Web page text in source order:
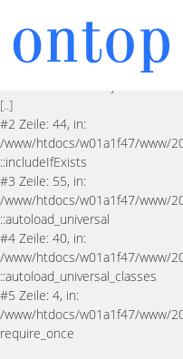
in Zeile 40 in der Datei
/www/htdocs/w01a1f47/www/
Fehlerquelle: In Zeile90
der
[..]
#2 Zeile: 44, in:
/www/htdocs/w01a1f47/www/
::includeIfExists
#3 Zeile: 55, in:
/www/htdocs/w01a1f47/www/
::autoload_universal
#4 Zeile: 40, in:
/www/htdocs/w01a1f47/www/
::autoload_universal_classes
#5 Zeile: 4, in:
/www/htdocs/w01a1f47/www/
require_once